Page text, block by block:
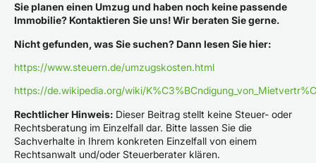
Sie planen einen Umzug und haben noch keine passende
Immobilie? Kontaktieren Sie uns! Wir beraten Sie gerne.
Nicht gefunden, was Sie suchen? Dann lesen Sie hier:
https://www.steuern.de/umzugskosten.html
https://de.wikipedia.org/wiki/
Rechtlicher Hinweis: Dieser Beitrag stellt keine Steuer- oder
Rechtsberatung im Einzelfall dar. Bitte lassen Sie die
Sachverhalte in Ihrem konkreten Einzelfall von einem
Rechtsanwalt und/oder Steuerberater klären.